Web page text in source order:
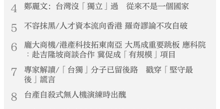
4 鄭麗文：台灣沒「獨立」過 從來不是一個國家
5 不容抹黑/人才資本流向香港 羅奇謬論不攻自破
6
龐大商機/港產科技拓東南亞 大馬成重要跳板 應科院
︰赴吉隆坡商談合作 冀促成「有規模」項目
7
專家解讀/「台獨」分子已留後路 戳穿「堅守最
後」謊言
8 台產自殺式無人機演練時出醜